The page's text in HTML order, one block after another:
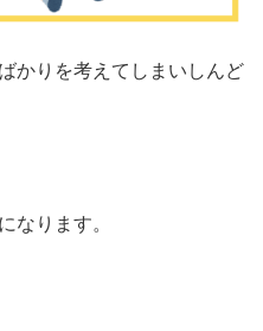
かりを考えてしまいしんど
なります。